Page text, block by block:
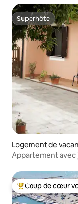
Superhôte
Superhôte
Logement de
Verde
Appartement avec
Coups de cœur
Coup de cœur